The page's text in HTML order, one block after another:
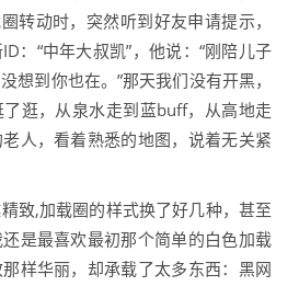
转动时，突然听到好友申请提示，
：“中年大叔凯”，他说：“刚陪儿子
想到你也在。”那天我们没有开黑，
逛，从泉水走到蓝buff，从高地走
人，看着熟悉的地图，说着无关紧
致,加载圈的样式换了好几种，甚至
是最喜欢最初那个简单的白色加载
样华丽，却承载了太多东西：黑网